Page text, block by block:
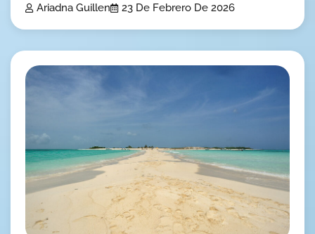
Ariadna Guillen 23 De Febrero De 2026